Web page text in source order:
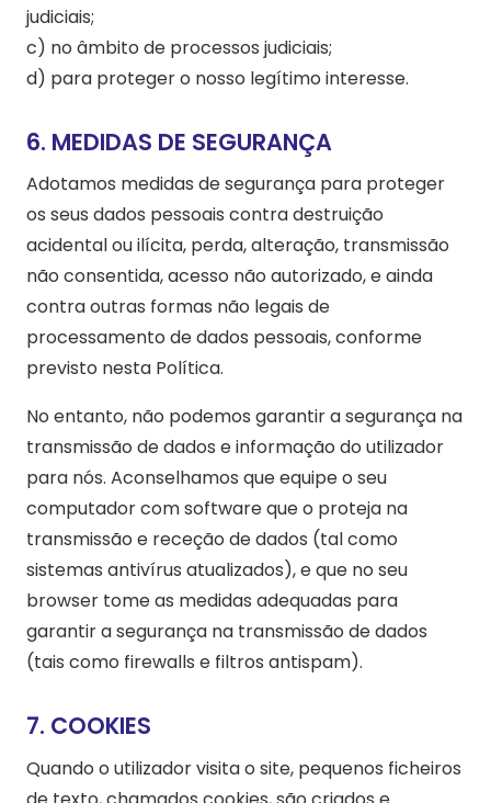
judiciais;
c) no âmbito de processos judiciais;
d) para proteger o nosso legítimo interesse.
6. MEDIDAS DE SEGURANÇA
Adotamos medidas de segurança para proteger
os seus dados pessoais contra destruição
acidental ou ilícita, perda, alteração, transmissão
não consentida, acesso não autorizado, e ainda
contra outras formas não legais de
processamento de dados pessoais, conforme
previsto nesta Política.
No entanto, não podemos garantir a segurança na
transmissão de dados e informação do utilizador
para nós. Aconselhamos que equipe o seu
computador com software que o proteja na
transmissão e receção de dados (tal como
sistemas antivírus atualizados), e que no seu
browser tome as medidas adequadas para
garantir a segurança na transmissão de dados
(tais como firewalls e filtros antispam).
7. COOKIES
Quando o utilizador visita o site, pequenos ficheiros